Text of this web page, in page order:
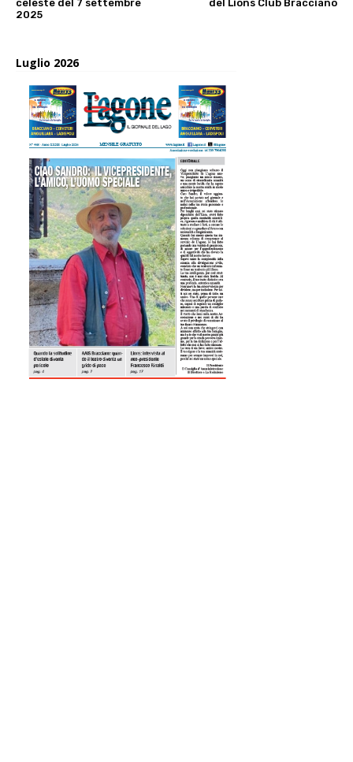
celeste del 7 settembre
2025
del Lions Club Bracciano
Luglio 2026